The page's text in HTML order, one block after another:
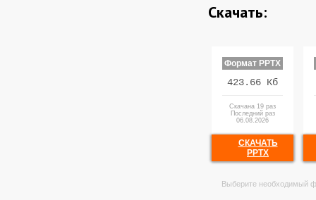
Скачать:
Формат PPTX
423.66 Кб
Скачана 19 раз
Последний раз
06.08.2026
СКАЧАТЬ
PPTX
Выберите необходимый